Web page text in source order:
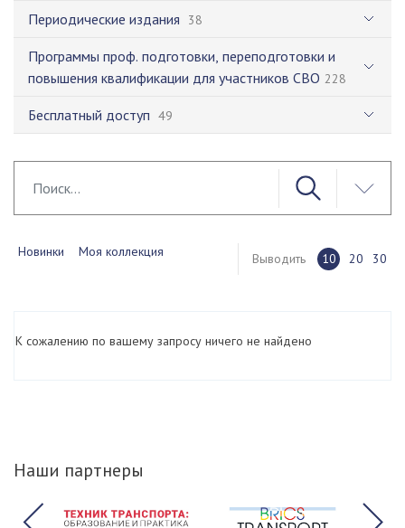
Периодические издания 38
Программы проф. подготовки, переподготовки и
повышения квалификации для участников СВО 228
Бесплатный доступ 49
Новинки Моя коллекция Выводить 10 20 30
К сожалению по вашему запросу ничего не найдено
Наши партнеры